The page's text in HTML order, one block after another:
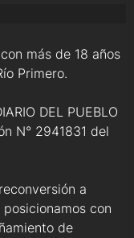
más de 18 años
Primero.
DEL PUEBLO
N° 2941831 del
a
con
de